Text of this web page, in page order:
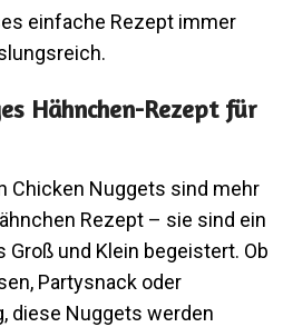
einfache Rezept immer
Hähnchen-Rezept für
Chicken Nuggets sind mehr
Rezept – sie sind ein
und Klein begeistert. Ob
Partysnack oder
diese Nuggets werden